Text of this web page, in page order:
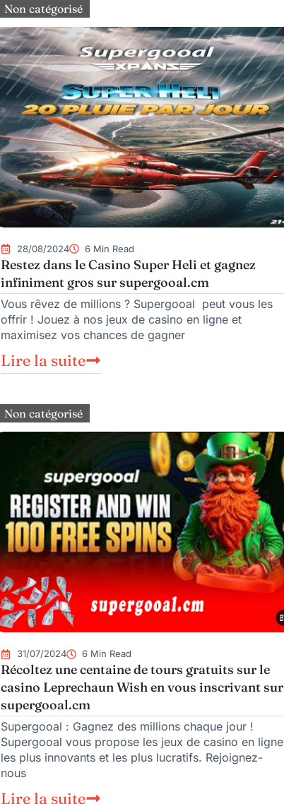
Non catégorisé
28/08/2024 6 Min Read
Restez dans le Casino Super Heli et gagnez
infiniment gros sur supergooal.cm
Vous rêvez de millions ? Supergooal peut vous les
offrir ! Jouez à nos jeux de casino en ligne et
maximisez vos chances de gagner
Lire la suite
Non catégorisé
31/07/2024 6 Min Read
Récoltez une centaine de tours gratuits sur le
casino Leprechaun Wish en vous inscrivant sur
supergooal.cm
Supergooal : Gagnez des millions chaque jour !
Supergooal vous propose les jeux de casino en ligne
les plus innovants et les plus lucratifs. Rejoignez-
nous
Lire la suite